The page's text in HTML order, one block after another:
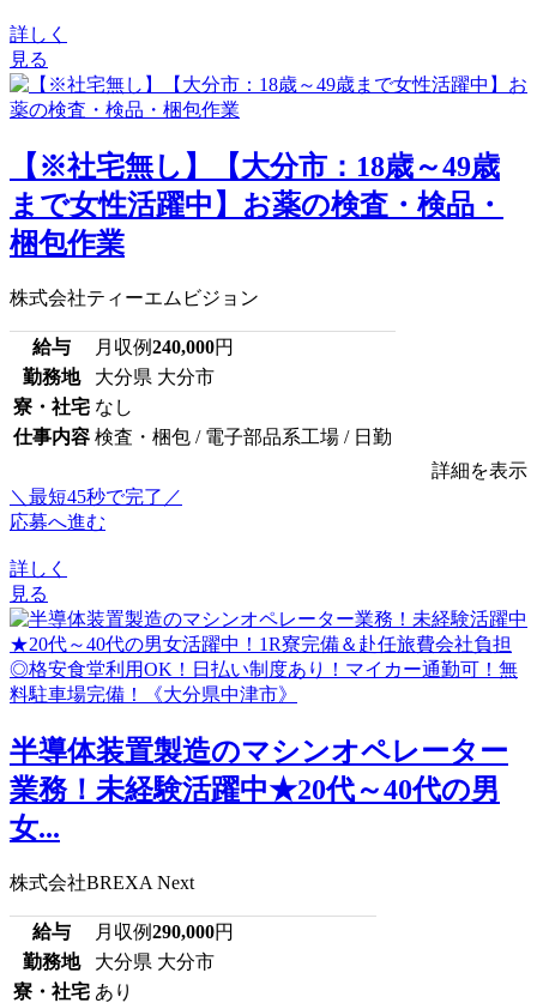
詳しく
見る
【※社宅無し】【大分市：18歳～49歳
まで女性活躍中】お薬の検査・検品・
梱包作業
株式会社ティーエムビジョン
給与 月収例240,000円
勤務地
大分県 大分市
寮・社宅 なし
仕事内容 検査・梱包 / 電子部品系工場 / 日勤
詳細を表示
＼最短45秒で完了／
応募へ進む
詳しく
見る
半導体装置製造のマシンオペレーター
業務！未経験活躍中★20代～40代の男
女...
株式会社BREXA Next
給与 月収例290,000円
勤務地
大分県 大分市
寮・社宅 あり